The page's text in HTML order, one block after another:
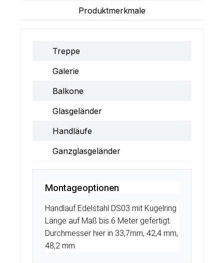
Produktmerkmale
Treppe
Galerie
Balkone
Glasgeländer
Handläufe
Ganzglasgeländer
Montageoptionen
Handlauf Edelstahl DS03 mit Kugelring
Länge auf Maß bis 6 Meter gefertigt.
Durchmesser hier in 33,7mm, 42,4 mm,
48,2 mm.